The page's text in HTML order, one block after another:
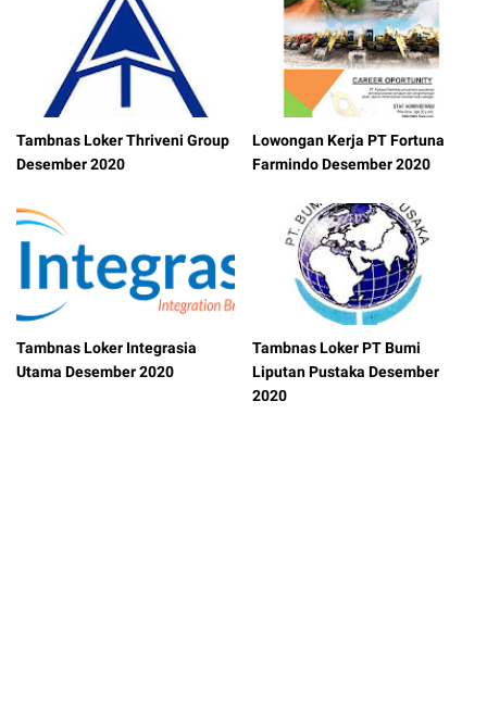
Tambnas Loker Thriveni Group
Desember 2020
Lowongan Kerja PT Fortuna
Farmindo Desember 2020
Tambnas Loker Integrasia
Utama Desember 2020
Tambnas Loker PT Bumi
Liputan Pustaka Desember
2020